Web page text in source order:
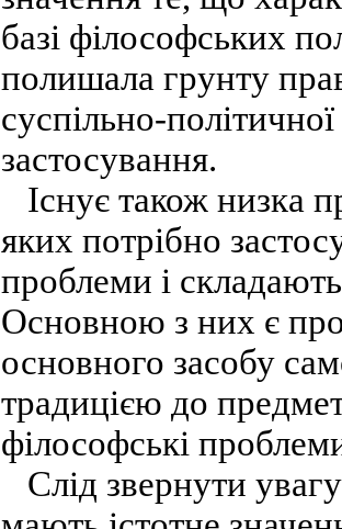
базі філософських
полишала грунту
суспільно-
застосування.
Існує також низка
яких потрібно
проблеми і
Основною з них є
основного засобу
традицією до
філософські
Слід звернути